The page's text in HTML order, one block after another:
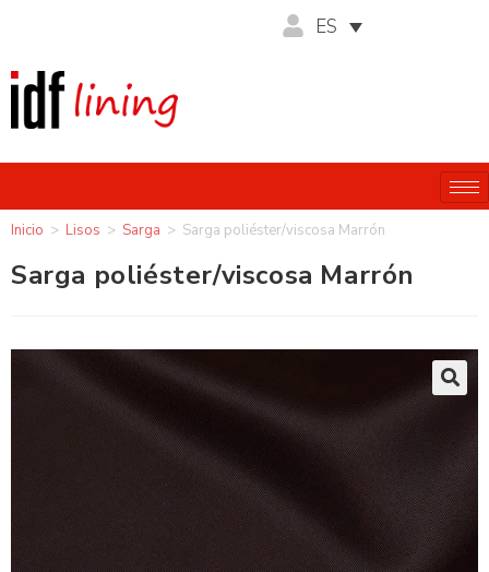
ES
Inicio > Lisos > Sarga > Sarga poliéster/viscosa Marrón
Sarga poliéster/viscosa Marrón